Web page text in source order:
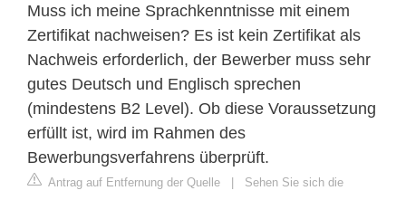
Muss ich meine Sprachkenntnisse mit einem
Zertifikat nachweisen? Es ist kein Zertifikat als
Nachweis erforderlich, der Bewerber muss sehr
gutes Deutsch und Englisch sprechen
(mindestens B2 Level). Ob diese Voraussetzung
erfüllt ist, wird im Rahmen des
Bewerbungsverfahrens überprüft.
Antrag auf Entfernung der Quelle | Sehen Sie sich die